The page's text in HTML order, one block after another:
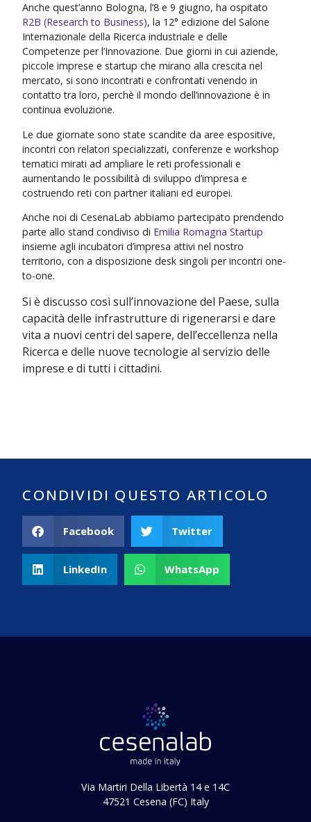
Anche quest’anno Bologna, l’8 e 9 giugno, ha ospitato
R2B (Research to Business), la 12° edizione del Salone
Internazionale della Ricerca industriale e delle
Competenze per l’Innovazione. Due giorni in cui aziende,
piccole imprese e startup che mirano alla crescita nel
mercato, si sono incontrati e confrontati venendo in
contatto tra loro, perchè il mondo dell’innovazione è in
continua evoluzione.
Le due giornate sono state scandite da aree espositive,
incontri con relatori specializzati, conferenze e workshop
tematici mirati ad ampliare le reti professionali e
aumentando le possibilità di sviluppo d’impresa e
costruendo reti con partner italiani ed europei.
Anche noi di CesenaLab abbiamo partecipato prendendo
parte allo stand condiviso di Emilia Romagna Startup
insieme agli incubatori d’impresa attivi nel nostro
territorio, con a disposizione desk singoli per incontri one-
to-one.
Si è discusso così sull’innovazione del Paese, sulla
capacità delle infrastrutture di rigenerarsi e dare
vita a nuovi centri del sapere, dell’eccellenza nella
Ricerca e delle nuove tecnologie al servizio delle
imprese e di tutti i cittadini.
CONDIVIDI QUESTO ARTICOLO
Facebook Twitter
LinkedIn WhatsApp
Via Martiri Della Libertà 14 e 14C
47521 Cesena (FC) Italy